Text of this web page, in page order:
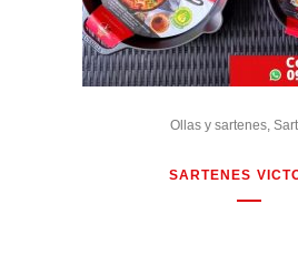
Ollas y sartenes
SARTENES